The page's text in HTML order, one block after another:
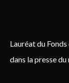
Lauréat du
dans la presse